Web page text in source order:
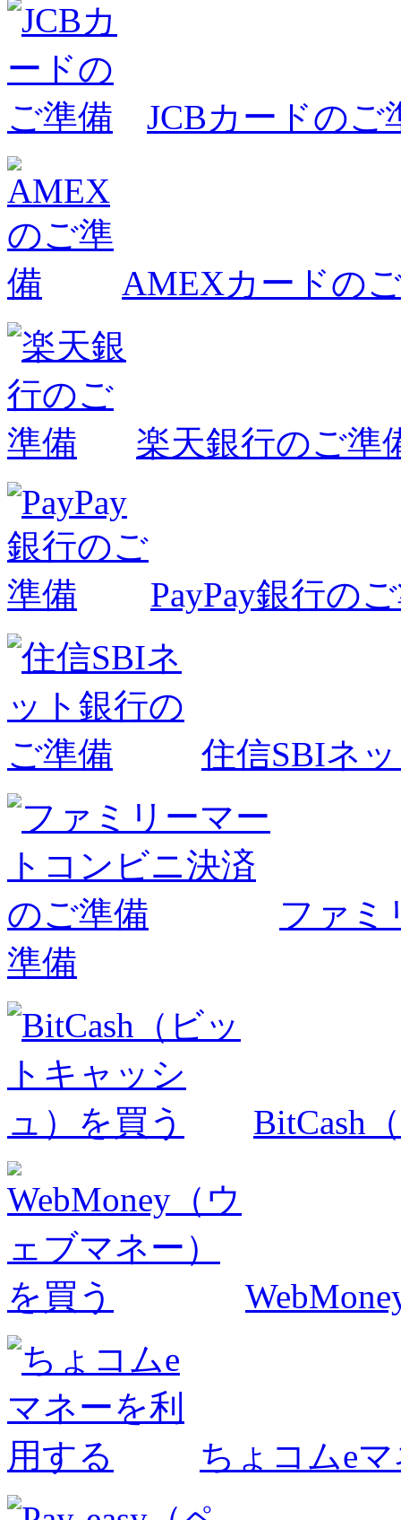
JCBカードのご
AMEXカードの
楽天銀行のご準
PayPay銀行の
住信SBIネ
ファミ
準備
BitCash
ちょコムe